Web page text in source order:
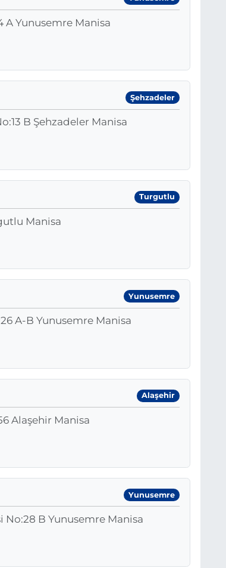
A Yunusemre Manisa
Şehzadeler
B Şehzadeler Manisa
Turgutlu
Manisa
Yunusemre
A-B Yunusemre Manisa
Alaşehir
Alaşehir Manisa
Yunusemre
No:28 B Yunusemre Manisa